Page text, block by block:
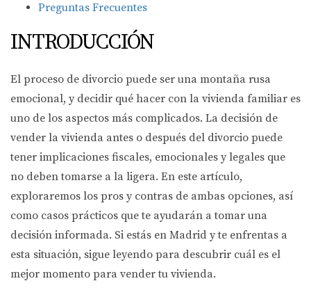
Preguntas Frecuentes
INTRODUCCIÓN
El proceso de divorcio puede ser una montaña rusa
emocional, y decidir qué hacer con la vivienda familiar es
uno de los aspectos más complicados. La decisión de
vender la vivienda antes o después del divorcio puede
tener implicaciones fiscales, emocionales y legales que
no deben tomarse a la ligera. En este artículo,
exploraremos los pros y contras de ambas opciones, así
como casos prácticos que te ayudarán a tomar una
decisión informada. Si estás en Madrid y te enfrentas a
esta situación, sigue leyendo para descubrir cuál es el
mejor momento para vender tu vivienda.